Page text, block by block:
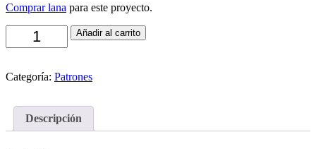
Comprar lana para este proyecto.
Conejitos
Añadir al carrito
Categoría: Patrones
Descripción